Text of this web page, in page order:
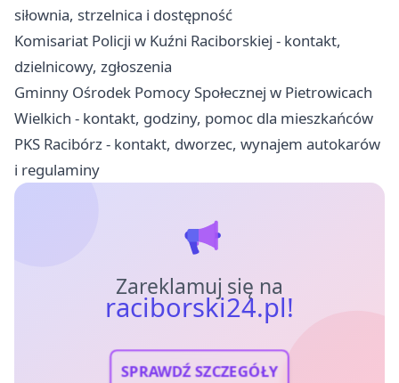
siłownia, strzelnica i dostępność
Komisariat Policji w Kuźni Raciborskiej - kontakt,
dzielnicowy, zgłoszenia
Gminny Ośrodek Pomocy Społecznej w Pietrowicach
Wielkich - kontakt, godziny, pomoc dla mieszkańców
PKS Racibórz - kontakt, dworzec, wynajem autokarów
i regulaminy
Zareklamuj się na
raciborski24.pl!
SPRAWDŹ SZCZEGÓŁY